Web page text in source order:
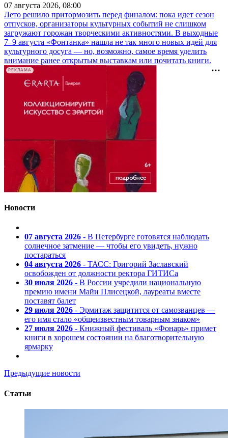
07 августа 2026, 08:00
Лето решило притормозить перед финалом: пока идет сезон
отпусков, организаторы культурных событий не слишком
загружают горожан творческими активностями. В выходные
7–9 августа «Фонтанка» нашла не так много новых идей для
культурного досуга — но, возможно, самое время уделить
внимание ранее открытым выставкам или почитать книги.
РЕКЛАМА
Новости
07 августа 2026 - В Петербурге готовятся наблюдать
солнечное затмение — чтобы его увидеть, нужно
постараться
04 августа 2026 - ТАСС: Григорий Заславский
освобожден от должности ректора ГИТИСа
30 июля 2026 - В России учредили национальную
премию имени Майи Плисецкой, лауреаты вместе
поставят балет
29 июля 2026 - Эрмитаж защитится от самозванцев —
его имя стало «общеизвестным товарным знаком»
27 июля 2026 - Книжный фестиваль «Фонарь» примет
книги в хорошем состоянии на благотворительную
ярмарку
Предыдущие новости
Статьи